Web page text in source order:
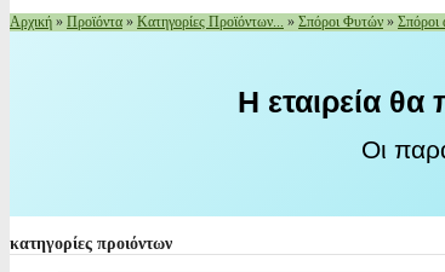
Αρχική » Προϊόντα » Κατηγορίες Προϊόντων... » Σπόροι Φυτών » Σπόροι
Η εταιρεία
Οι
κατηγορίες προιόντων